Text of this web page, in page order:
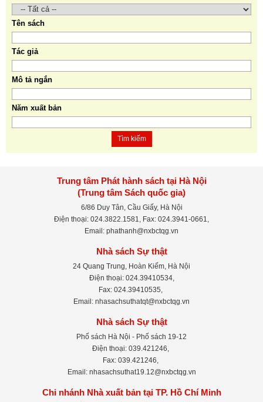
Tên sách
Tác giả
Mô tả ngắn
Năm xuất bản
Tìm kiếm
Trung tâm Phát hành sách tại Hà Nội
(Trung tâm Sách quốc gia)
6/86 Duy Tân, Cầu Giấy, Hà Nội
Điện thoại: 024.3822.1581, Fax: 024.3941-0661,
Email: phathanh@nxbctqg.vn
Nhà sách Sự thật
24 Quang Trung, Hoàn Kiếm, Hà Nội
Điện thoại: 024.39410534,
Fax: 024.39410535,
Email: nhasachsuthatqt@nxbctqg.vn
Nhà sách Sự thật
Phố sách Hà Nội - Phố sách 19-12
Điện thoại: 039.421246,
Fax: 039.421246,
Email: nhasachsuthat19.12@nxbctqg.vn
Chi nhánh Nhà xuất bản tại TP. Hồ Chí Minh